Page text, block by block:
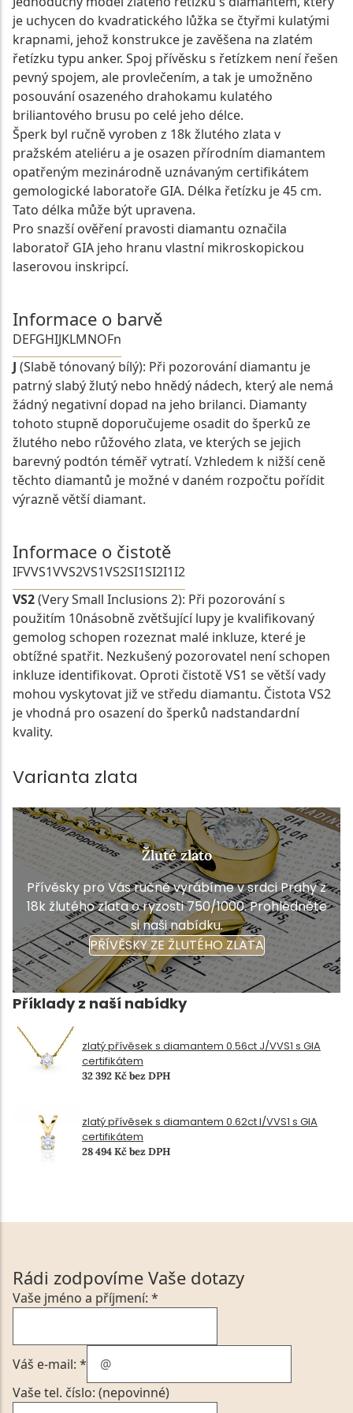
je uchycen do kvadratického lůžka se čtyřmi kulatými
krapnami, jehož konstrukce je zavěšena na zlatém
řetízku typu anker. Spoj přívěsku s řetízkem není řešen
pevný spojem, ale provlečením, a tak je umožněno
posouvání osazeného drahokamu kulatého
briliantového brusu po celé jeho délce.
Šperk byl ručně vyroben z 18k žlutého zlata v
pražském ateliéru a je osazen přírodním diamantem
opatřeným mezinárodně uznávaným certifikátem
gemologické laboratoře GIA. Délka řetízku je 45 cm.
Tato délka může být upravena.
Pro snazší ověření pravosti diamantu označila
laboratoř GIA jeho hranu vlastní mikroskopickou
laserovou inskripcí.
Informace o barvě
DEFGHIJKLMNOFn
J (Slabě tónovaný bílý): Při pozorování diamantu je
patrný slabý žlutý nebo hnědý nádech, který ale nemá
žádný negativní dopad na jeho brilanci. Diamanty
tohoto stupně doporučujeme osadit do šperků ze
žlutého nebo růžového zlata, ve kterých se jejich
barevný podtón téměř vytratí. Vzhledem k nižší ceně
těchto diamantů je možné v daném rozpočtu pořídit
výrazně větší diamant.
Informace o čistotě
IFVVS1VVS2VS1VS2SI1SI2I1I2
VS2(Very Small Inclusions 2): Při pozorování s
použitím 10násobně zvětšující lupy je kvalifikovaný
gemolog schopen rozeznat malé inkluze, které je
obtížné spatřit. Nezkušený pozorovatel není schopen
inkluze identifikovat. Oproti čistotě VS1 se větší vady
mohou vyskytovat již ve středu diamantu. Čistota VS2
je vhodná pro osazení do šperků nadstandardní
kvality.
Varianta zlata
Žluté zlato
Přívěsky pro Vás ručně vyrábíme v srdci Prahy z
18k žlutého zlata o ryzosti 750/1000. Prohlédněte
si naši nabídku.
PŘÍVĚSKY ZE ŽLUTÉHO ZLATA
Příklady z naší nabídky
zlatý přívěsek s diamantem 0.56ct J/VVS1 s GIA
certifikátem
32 392 Kč bez DPH
zlatý přívěsek s diamantem 0.62ct I/VVS1 s GIA
certifikátem
28 494 Kč bez DPH
Rádi zodpovíme Vaše dotazy
Vaše jméno a příjmení: *
Váš e-mail: *
Vaše tel. číslo: (nepovinné)